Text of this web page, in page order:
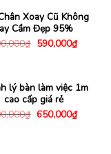
Xoay Cũ Không
Cầm Đẹp 95%
₫ Giá
590,000₫Giá
hiện
lý bàn làm việc 1m
cao cấp giá rẻ
₫ Giá
650,000₫Giá
hiện